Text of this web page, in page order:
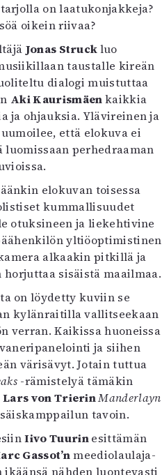
on laatukonjakkeja?
oikein riivaa?
Jonas Struckluo
taustalle kireän
dialogi muistuttaa
Aki Kaurismäenkaikkia
ja ohjauksia. Ylävireinen ja
että elokuva ei
perhedraaman
elokuvan toisessa
kummallisuudet
otuksineen ja liekehtivine
yltiöoptimistinen
alkaakin pitkillä ja
sisäistä maailmaa.
on löydetty kuviin se
kylänraitilla vallitseekaan
verran. Kaikissa huoneissa
ja siihen
värisävyt. Jotain tuttua
-rämistelyä tämäkin
Lars von TrierinManderlayn
tavoin.
Iivo Tuurinesittämän
Gassot’nmeediolaulaja-
nähden luontevasti